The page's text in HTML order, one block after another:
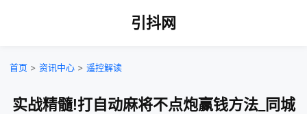
引抖网
首页 > 资讯中心 > 遥控解读
实战精髓!打自动麻将不点炮赢钱方法_同城